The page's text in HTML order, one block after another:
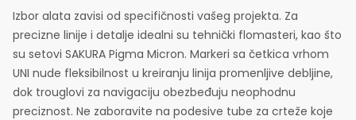
Izbor alata zavisi od specifičnosti vašeg projekta. Za
precizne linije i detalje idealni su tehnički flomasteri, kao što
su setovi SAKURA Pigma Micron. Markeri sa četkica vrhom
UNI nude fleksibilnost u kreiranju linija promenljive debljine,
dok trouglovi za navigaciju obezbeđuju neophodnu
preciznost. Ne zaboravite na podesive tube za crteže koje